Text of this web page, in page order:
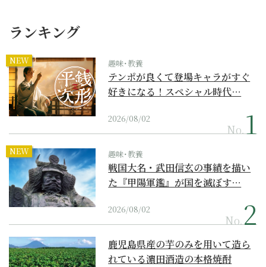
ランキング
NEW 趣味･教養
テンポが良くて登場キャラがすぐ
好きになる！スペシャル時代…
2026/08/02
No.
NEW 趣味･教養
戦国大名・武田信玄の事績を描い
た『甲陽軍鑑』が国を滅ぼす…
2026/08/02
No.
鹿児島県産の芋のみを用いて造ら
れている濵田酒造の本格焼酎